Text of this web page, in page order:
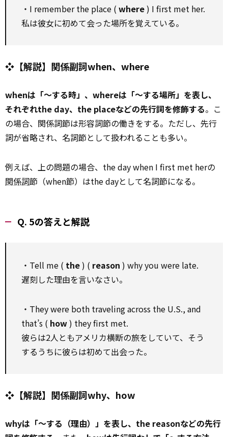
・I remember the place ( where) I first met her.
私は彼女に初めて会った場所を覚えている。
❖【解説】関係副詞when、where
whenは「～する時」、whereは「～する場所」を表し、
それぞれthe day、the placeなどの先行詞を修飾する。こ
の場合、関係詞節は形容詞節の働きをする。ただし、先行
詞が省略され、名詞節として扱われることも多い。
例えば、上の問題の場合、the day when I first met herの
関係詞節（when節）はthe dayとして名詞節になる。
Q. 5の答えと解説
・Tell me ( the) ( reason ) why you were late.
遅刻した理由を言いなさい。
・They were both traveling across the U.S., and
that’s ( how) they first met.
彼らは2人ともアメリカ横断の旅をしていて、そう
するうちに彼らは初めて出会った。
❖【解説】関係副詞why、how
whyは「～する（理由）」を表し、the reasonなどの先行